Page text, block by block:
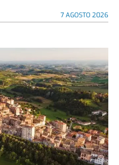
7 AGOSTO 2026